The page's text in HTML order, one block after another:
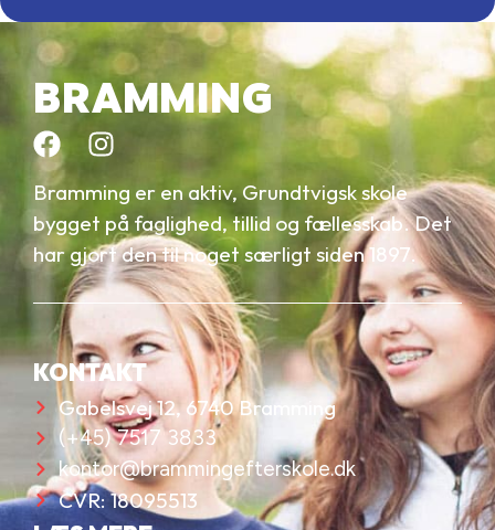
BRAMMING
Bramming er en aktiv, Grundtvigsk skole
bygget på faglighed, tillid og fællesskab. Det
har gjort den til noget særligt siden 1897.
KONTAKT
Gabelsvej 12, 6740 Bramming
(+45) 7517 3833
kontor@brammingefterskole.dk
CVR: 18095513